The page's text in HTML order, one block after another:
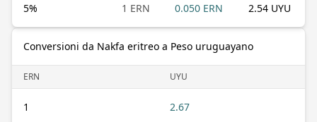
5% 1 ERN 0.050 ERN 2.54 UYU
Conversioni da Nakfa eritreo a Peso uruguayano
ERN UYU
1 2.67